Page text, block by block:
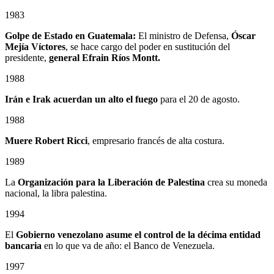
1983
Golpe de Estado en Guatemala: El ministro de Defensa, Óscar
Mejía Víctores, se hace cargo del poder en sustitución del
presidente, general Efrain Ríos Montt.
1988
Irán e Irak acuerdan un alto el fuego para el 20 de agosto.
1988
Muere Robert Ricci, empresario francés de alta costura.
1989
La Organización para la Liberación de Palestina crea su moneda
nacional, la libra palestina.
1994
El Gobierno venezolano asume el control de la décima entidad
bancaria en lo que va de año: el Banco de Venezuela.
1997